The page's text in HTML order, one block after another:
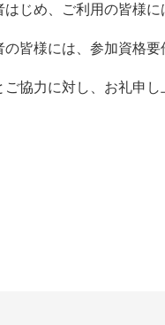
じめ、ご利用の皆様
の皆様には、参加資格
協力に対し、お礼申し